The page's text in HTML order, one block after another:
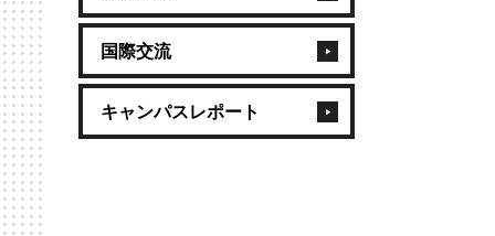
国際交流
キャンパスレポート